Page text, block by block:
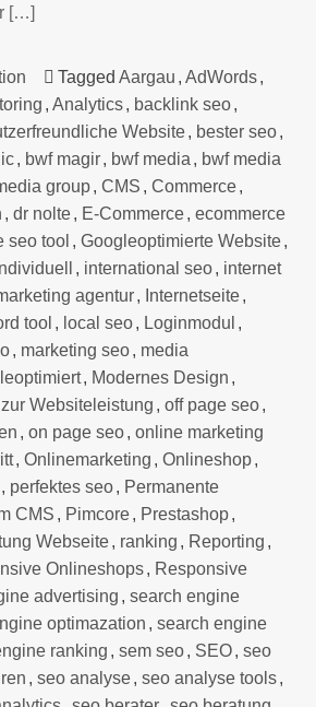
[…]
Tagged Aargau , AdWords,
, Analytics, backlink seo,
Website, bester seo,
, bwf magir, bwf media , bwf media
group, CMS , Commerce,
, dr nolte, E-Commerce, ecommerce
seo tool , Googleoptimierte Website,
Individuell , international seo, internet
agentur, Internetseite,
tool , local seo, Loginmodul ,
, marketing seo, media
, Modernes Design ,
Websiteleistung , off page seo,
, on page seo, online marketing
, Onlinemarketing , Onlineshop,
, perfektes seo, Permanente
CMS , Pimcore, Prestashop,
Webseite, ranking , Reporting ,
Onlineshops, Responsive
advertising , search engine
optimazation , search engine
ranking , sem seo, SEO, seo
, seo analyse, seo analyse tools,